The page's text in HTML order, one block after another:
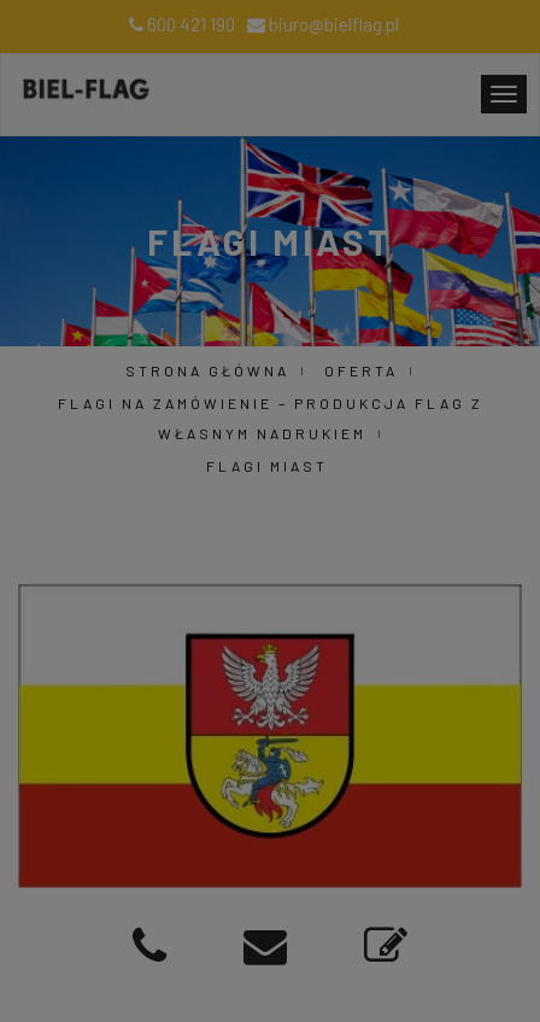
600 421 190 biuro@bielflag.pl
FLAGI MIAST
STRONA GŁÓWNA
OFERTA
FLAGI NA ZAMÓWIENIE – PRODUKCJA FLAG Z
WŁASNYM NADRUKIEM
FLAGI MIAST